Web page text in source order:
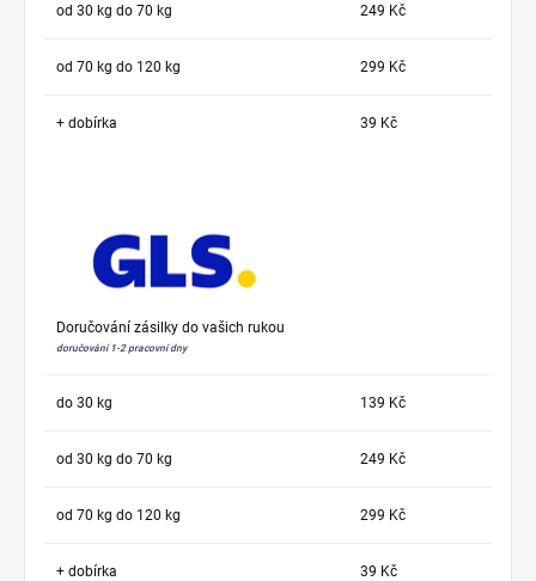
od 30 kg do 70 kg 249 Kč
od 70 kg do 120 kg 299 Kč
+ dobírka 39 Kč
Doručování zásilky do vašich rukou
doručování 1-2 pracovní dny
do 30 kg 139 Kč
od 30 kg do 70 kg 249 Kč
od 70 kg do 120 kg 299 Kč
+ dobírka 39 Kč